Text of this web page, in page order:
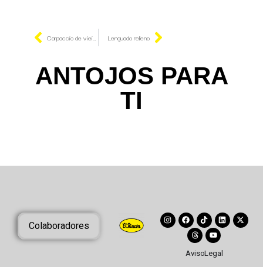
Carpaccio de vieiras Lenguado relleno
ANTOJOS PARA
TI
Colaboradores
Aviso Legal